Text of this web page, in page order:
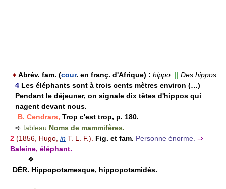
♦ Abrév. fam. (cour. en franç. d'Afrique) : hippo. || Des hippos.
4 Les éléphants sont à trois cents mètres environ (…)
Pendant le déjeuner, on signale dix têtes d'hippos qui
nagent devant nous.
B. Cendrars, Trop c'est trop, p. 180.
➪ tableau Noms de mammifères.
2 (1856, Hugo, in T. L. F.). Fig. et fam. Personne énorme. ⇒
Baleine, éléphant.
❖
DÉR. Hippopotamesque, hippopotamidés.